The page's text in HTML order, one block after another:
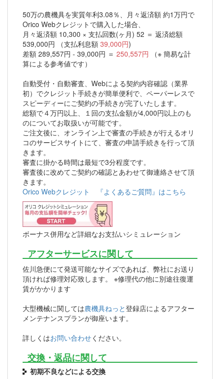
50万の農機具を実質年利3.08％、月々返済額 約1万円で
Orico Webクレジットで購入した場合、
月々返済額 10,300 × 支払回数(ヶ月) 52 ＝ 返済総額
539,000円 （支払利息額 39,000円)
差額 289,557円 - 39,000円 ＝ 250,557円 （※ 簡易な計
算による参考値です）
自動受付・自動審査、Webによる契約内容確認（業界
初）でクレジット手続きが簡単便利で、ペーパーレスで
スピーディーにご契約の手続きが完了いたします。
総額で４万円以上、１回の支払金額が4,000円以上のも
のについてお取扱いが可能です。
ご注文後に、オンライン上で審査の手続きが行えるオリ
コのサービスサイトにて、審査の申請手続きを行って頂
きます。
審査に掛かる時間は最短で3分程度です。
審査後に改めてご契約の確認とあわせて御連絡させて頂
きます。
Orico Webクレジット 『よくあるご質問』はこちら
ボーナス併用など詳細なお支払いシミュレーション
アフターサービスに関して
佐川急便にて発送可能なサイズであれば、弊社にお送り
頂ければ修理対応致します。 ※修理代の他に別途往復運
賃がかかります
大型機械に関しては農機具ねっと登録店によるアフター
メンテナンスプランが御座います。
詳しくはお問い合わせください。
交換・返品に関して
初期不良などによる交換